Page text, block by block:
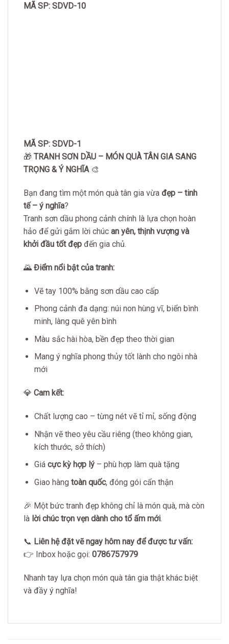
MÃ SP: SDVD-10
MÃ SP: SDVD-1
🎁 TRANH SƠN DẦU – MÓN QUÀ TÂN GIA SANG
TRỌNG & Ý NGHĨA🎨
Bạn đang tìm một món quà tân gia vừa đẹp – tinh
tế – ý nghĩa?
Tranh sơn dầu phong cảnh chính là lựa chọn hoàn
hảo để gửi gắm lời chúc an yên, thịnh vượng và
khởi đầu tốt đẹp đến gia chủ.
🌄 Điểm nổi bật của tranh:
Vẽ tay 100% bằng sơn dầu cao cấp
Phong cảnh đa dạng: núi non hùng vĩ, biển bình
minh, làng quê yên bình
Màu sắc hài hòa, bền đẹp theo thời gian
Mang ý nghĩa phong thủy tốt lành cho ngôi nhà
mới
💎 Cam kết:
Chất lượng cao – từng nét vẽ tỉ mỉ, sống động
Nhận vẽ theo yêu cầu riêng (theo không gian,
kích thước, sở thích)
Giá cực kỳ hợp lý– phù hợp làm quà tặng
Giao hàng toàn quốc, đóng gói cẩn thận
🎉 Một bức tranh đẹp không chỉ là món quà, mà còn
là lời chúc trọn vẹn dành cho tổ ấm mới.
📞 Liên hệ đặt vẽ ngay hôm nay để được tư vấn:
👉 Inbox hoặc gọi: 0786757979
Nhanh tay lựa chọn món quà tân gia thật khác biệt
và đầy ý nghĩa!